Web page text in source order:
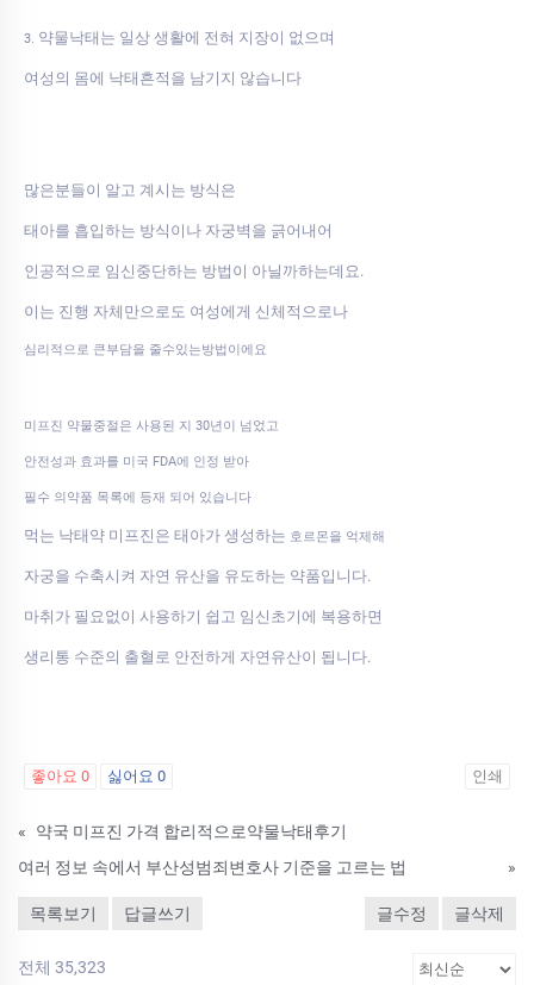
3. 약물낙태는 일상 생활에 전혀 지장이 없으며
여성의 몸에 낙태흔적을 남기지 않습니다
많은분들이 알고 계시는 방식은
태아를 흡입하는 방식이나 자궁벽을 긁어내어
인공적으로 임신중단하는 방법이 아닐까하는데요.
이는 진행 자체만으로도 여성에게 신체적으로나
심리적으로 큰부담을 줄수있는방법이에요
미프진 약물중절은 사용된 지 30년이 넘었고
안전성과 효과를 미국 FDA에 인정 받아
필수 의약품 목록에 등재 되어 있습니다
먹는 낙태약 미프진은 태아가 생성하는 호르몬을 억제해
자궁을 수축시켜 자연 유산을 유도하는 약품입니다.
마취가 필요없이 사용하기 쉽고 임신초기에 복용하면
생리통 수준의 출혈로 안전하게 자연유산이 됩니다.
좋아요 0 싫어요 0 인쇄
«
약국 미프진 가격 합리적으로약물낙­태후기
여러 정보 속에서 부산성범죄변호사 기준을 고르는 법
»
목록보기 답글쓰기 글수정 글삭제
전체 35,323